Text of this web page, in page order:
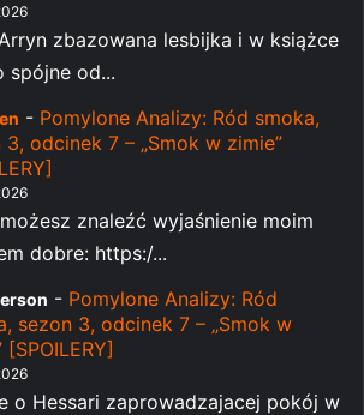
zbazowana lesbijka i w książce
spójne od...
- Pomylone Analizy: Ród smoka,
3, odcinek 7 – „Smok w zimie”
znaleźć wyjaśnienie moim
dobre: https:/...
- Pomylone Analizy: Ród
sezon 3, odcinek 7 – „Smok w
[SPOILERY]
o Hessari zaprowadzajacej pokój w